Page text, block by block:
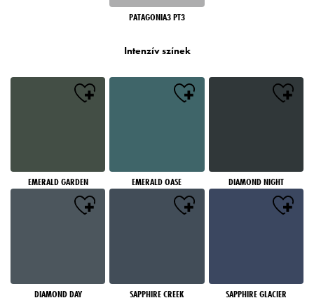
PATAGONIA3 PT3
Intenzív színek
EMERALD GARDEN EMERALD OASE DIAMOND NIGHT
DIAMOND DAY SAPPHIRE CREEK SAPPHIRE GLACIER